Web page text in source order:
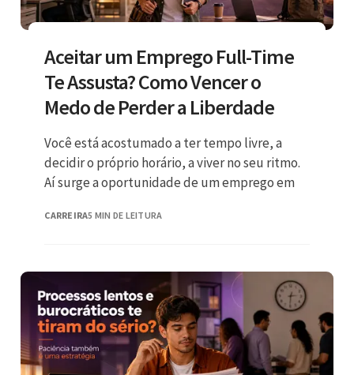
Aceitar um Emprego Full-Time
Te Assusta? Como Vencer o
Medo de Perder a Liberdade
Você está acostumado a ter tempo livre, a
decidir o próprio horário, a viver no seu ritmo.
Aí surge a oportunidade de um emprego em
CARREIRA5 MIN DE LEITURA